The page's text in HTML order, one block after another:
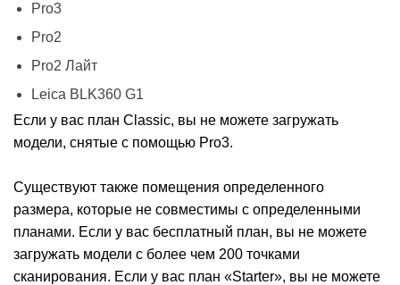
Pro3
Pro2
Pro2 Лайт
Leica BLK360 G1
Если у вас план Classic, вы не можете загружать
модели, снятые с помощью Pro3.
Существуют также помещения определенного
размера, которые не совместимы с определенными
планами. Если у вас бесплатный план, вы не можете
загружать модели с более чем 200 точками
сканирования. Если у вас план «Starter», вы не можете